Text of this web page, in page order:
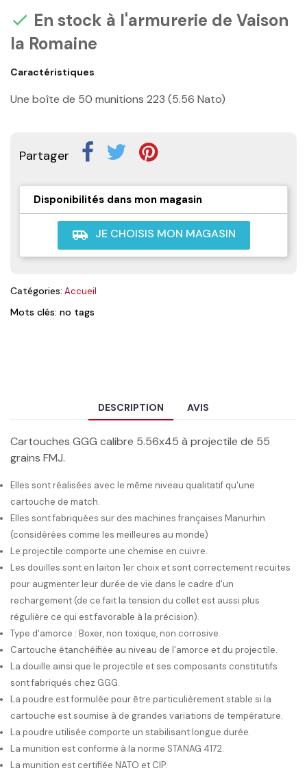
 En stock à l'armurerie de Vaison
la Romaine
Caractéristiques
Une boîte de 50 munitions 223 (5.56 Nato)
Partager
Disponibilités dans mon magasin
airport_shuttle JE CHOISIS MON MAGASIN
Catégories: Accueil
Mots clés: no tags
DESCRIPTION AVIS
Cartouches GGG calibre 5.56x45 à projectile de 55
grains FMJ.
Elles sont réalisées avec le même niveau qualitatif qu'une
cartouche de match.
Elles sont fabriquées sur des machines françaises Manurhin
(considérées comme les meilleures au monde)
Le projectile comporte une chemise en cuivre.
Les douilles sont en laiton 1er choix et sont correctement recuites
pour augmenter leur durée de vie dans le cadre d'un
rechargement (de ce fait la tension du collet est aussi plus
régulière ce qui est favorable à la précision).
Type d'amorce : Boxer, non toxique, non corrosive.
Cartouche étanchéifiée au niveau de l'amorce et du projectile.
La douille ainsi que le projectile et ses composants constitutifs
sont fabriqués chez GGG.
La poudre est formulée pour être particulièrement stable si la
cartouche est soumise à de grandes variations de température.
La poudre utilisée comporte un stabilisant longue durée.
La munition est conforme à la norme STANAG 4172.
La munition est certifiée NATO et CIP.